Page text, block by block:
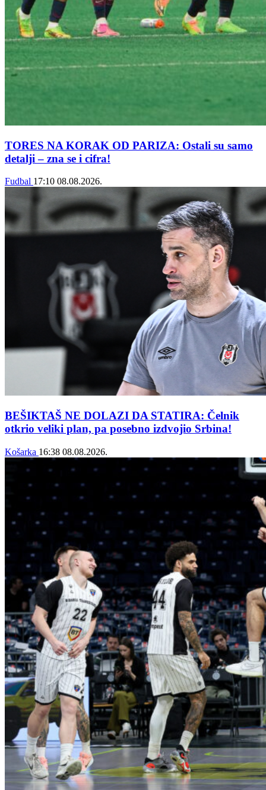
TORES NA KORAK OD PARIZA: Ostali su samo
detalji – zna se i cifra!
Fudbal 17:10 08.08.2026.
BEŠIKTAŠ NE DOLAZI DA STATIRA: Čelnik
otkrio veliki plan, pa posebno izdvojio Srbina!
Košarka 16:38 08.08.2026.